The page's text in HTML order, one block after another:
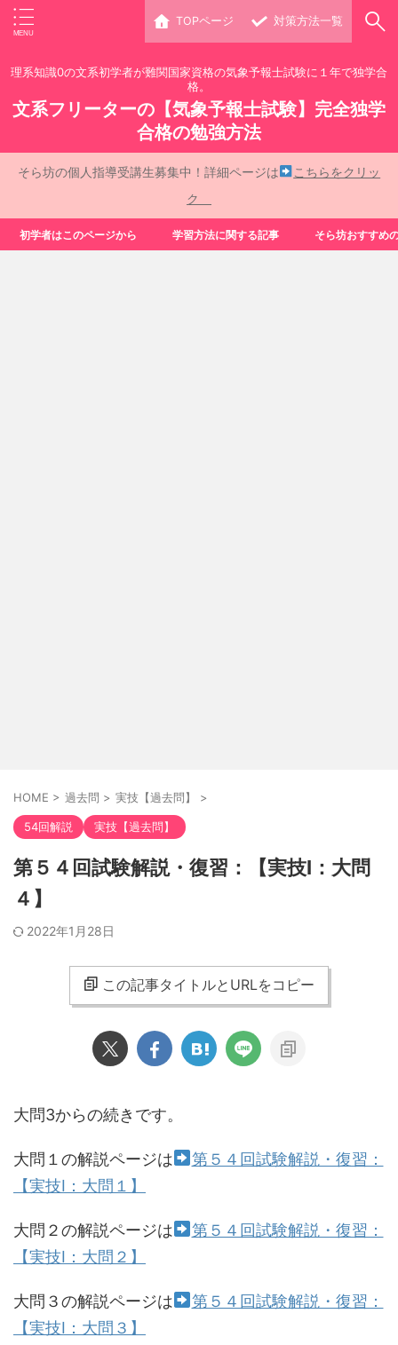
TOPページ 対策方法一覧
理系知識0の文系初学者が難関国家資格の気象予報士試験に１年で独学合
格。
文系フリーターの【気象予報士試験】完全独学
合格の勉強方法
そら坊の個人指導受講生募集中！詳細ページは
こちらをクリッ
ク
初学者はこのページから 学習方法に関する記事 そら坊おすすめ
HOME > 過去問 > 実技【過去問】 >
54回解説 実技【過去問】
第５４回試験解説・復習：【実技Ⅰ：大問
４】
2022年1月28日
この記事タイトルとURLをコピー
大問3からの続きです。
大問１の解説ページは
第５４回試験解説・復習：
【実技Ⅰ：大問１】
大問２の解説ページは
第５４回試験解説・復習：
【実技Ⅰ：大問２】
大問３の解説ページは
第５４回試験解説・復習：
【実技Ⅰ：大問３】